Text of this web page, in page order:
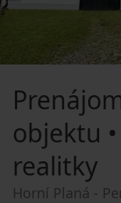
objektu
realitky
Horní Planá -